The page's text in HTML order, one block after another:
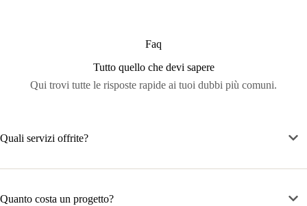
Faq
Tutto quello che devi sapere
Qui trovi tutte le risposte rapide ai tuoi dubbi più comuni.
Quali servizi offrite?
Quanto costa un progetto?